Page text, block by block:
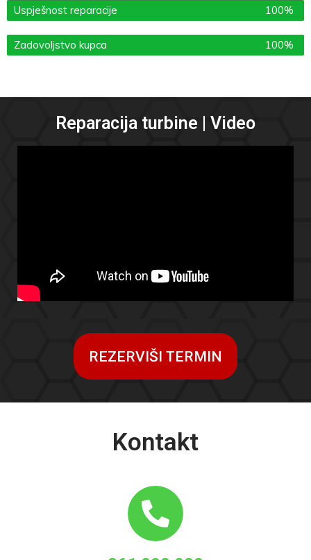
Uspješnost reparacije 100%
Zadovoljstvo kupca 100%
Reparacija turbine | Video
REZERVIŠI TERMIN
Kontakt